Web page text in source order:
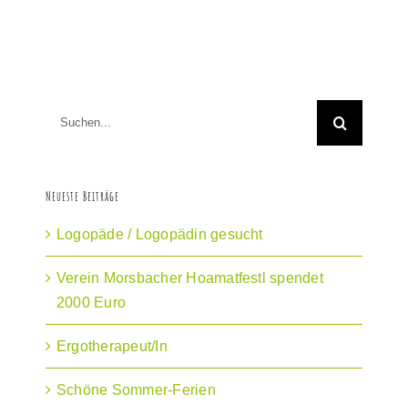
Neueste Beiträge
Logopäde / Logopädin gesucht
Verein Morsbacher Hoamatfestl spendet
2000 Euro
Ergotherapeut/In
Schöne Sommer-Ferien